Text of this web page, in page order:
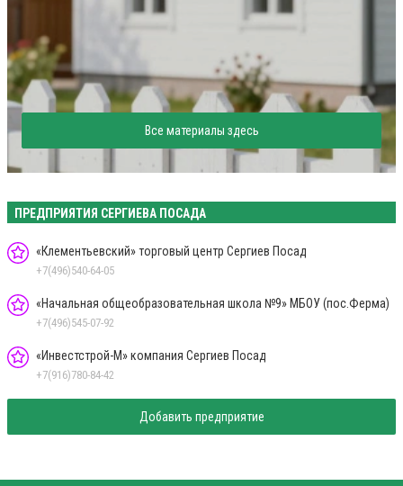
Все материалы здесь
ПРЕДПРИЯТИЯ СЕРГИЕВА ПОСАДА
«Клементьевский» торговый центр Сергиев Посад
+7(496)540-64-05
«Начальная общеобразовательная школа №9» МБОУ (пос.Ферма)
+7(496)545-07-92
«Инвестстрой-М» компания Сергиев Посад
+7(916)780-84-42
Добавить предприятие